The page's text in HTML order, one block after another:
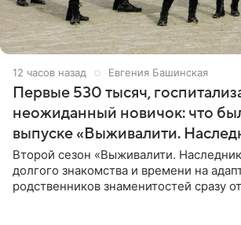
12 часов назад Евгения Башинская
Первые 530 тысяч,
неожиданный новичок: что
выпуске «Выживалити.
Второй сезон «Выживалити.
долгого знакомства и времени на
родственников знаменитостей сразу